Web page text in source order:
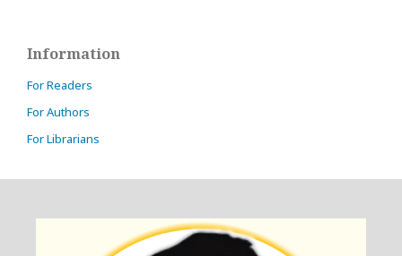
Information
For Readers
For Authors
For Librarians